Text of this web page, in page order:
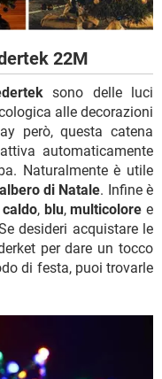
22M
sono delle luci
alle decorazioni
però, questa catena
automaticamente
Naturalmente è utile
di Natale. Infine è
caldo, blu,multicolore e
desideri acquistare le
per dare un tocco
di festa, puoi trovarle